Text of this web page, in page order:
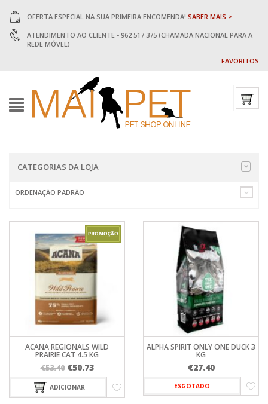
OFERTA ESPECIAL NA SUA PRIMEIRA ENCOMENDA! SABER MAIS >
ATENDIMENTO AO CLIENTE - 962 517 375 (CHAMADA NACIONAL PARA A
REDE MÓVEL)
FAVORITOS
CATEGORIAS DA LOJA
ORDENAÇÃO PADRÃO
ACANA REGIONALS WILD
PRAIRIE CAT 4.5 KG
€53.40 O
preço
original
€50.73O
preço
atual
ADICIONAR
ALPHA SPIRIT ONLY ONE DUCK 3
KG
€27.40
ESGOTADO